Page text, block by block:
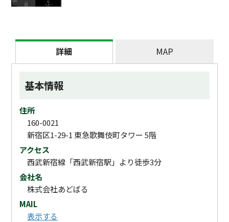
詳細 MAP
基本情報
住所
160-0021
新宿区1-29-1 東急歌舞伎町タワー 5階
アクセス
西武新宿線「西武新宿駅」より徒歩3分
会社名
株式会社あどばる
MAIL
表示する